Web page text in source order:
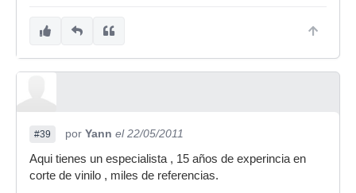
#39 por Yann el 22/05/2011
Aqui tienes un especialista , 15 años de experincia en
corte de vinilo , miles de referencias.